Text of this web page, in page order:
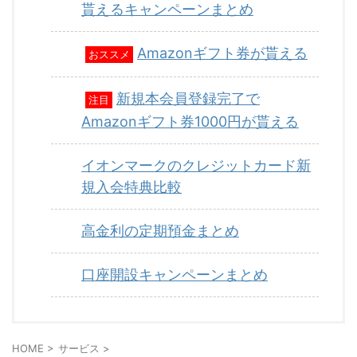
貰えるキャンペーンまとめ
おススメ Amazonギフト券が貰える
注目
新規本会員登録完了で
Amazonギフト券1000円が貰える
イオンマークのクレジットカード新
規入会特典比較
高金利の定期預金まとめ
口座開設キャンペーンまとめ
HOME > サービス >